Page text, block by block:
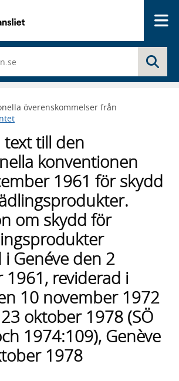
överenskommelser från
text till den
konventionen
1961 för skydd
om skydd för
Genéve den 2
1961, reviderad i
10 november 1972
oktober 1978 (SÖ
1974:109), Genève
1978